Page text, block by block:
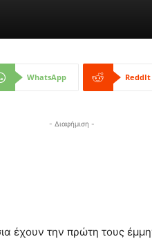
WhatsApp ReddIt
- Διαφήμιση -
έχουν την πρώτη τους